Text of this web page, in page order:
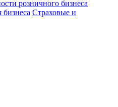
розничного бизнеса
Страховые и